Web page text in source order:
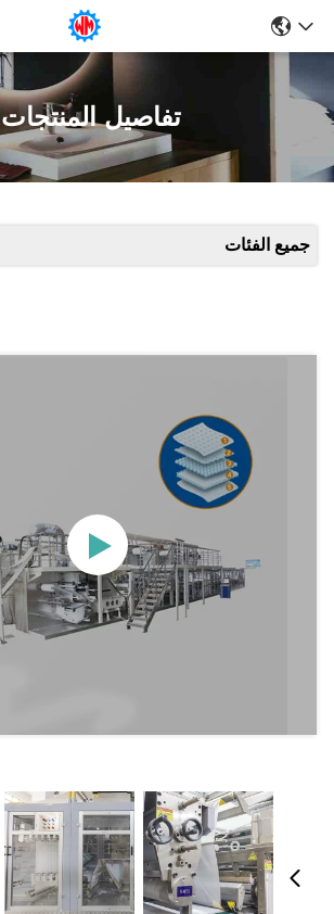
تفاصيل المنتجات
جميع الفئات